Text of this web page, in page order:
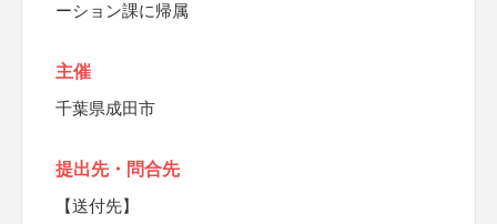
ーション課に帰属
主催
千葉県成田市
提出先・問合先
【送付先】